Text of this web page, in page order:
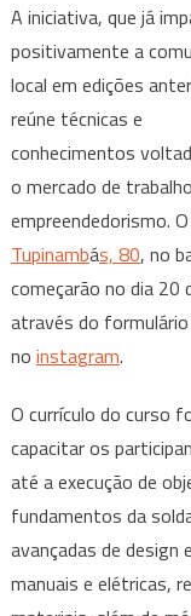
A iniciativa, que já
positivamente a
local em edições
reúne técnicas e
conhecimentos
o mercado de
empreendedorismo.
Tupinambás, 80, no
começarão no dia
através do
no instagram.
O currículo do curso
capacitar os
até a execução de
fundamentos da
avançadas de design
manuais e elétricas,